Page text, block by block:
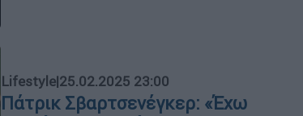
Lifestyle|25.02.2025 23:00
Πάτρικ Σβαρτσενέγκερ: «Έχω